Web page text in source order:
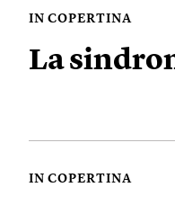
IN COPERTINA
La
IN COPERTINA